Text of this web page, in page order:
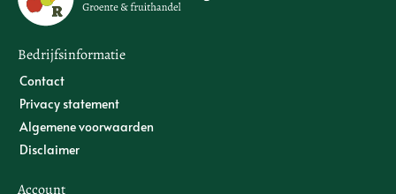
Bedrijfsinformatie
Contact
Privacy statement
Algemene voorwaarden
Disclaimer
Account